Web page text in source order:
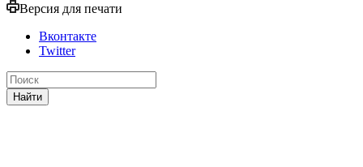
Версия для печати
Вконтакте
Twitter
Найти